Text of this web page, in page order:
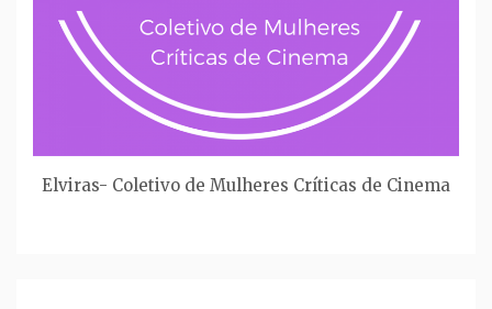
Elviras- Coletivo de Mulheres Críticas de Cinema